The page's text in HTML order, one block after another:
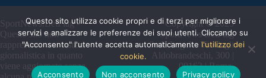
SportNews.BetFlag -
Questo sito non
rappresenta una testata
giornalistica in quanto
viene aggiornato senza
Copyright © 2025
SportNews BetFlag
Sede Legale: Via degli
Aldobrandeschi, 300 |
00163 | Roma
Questo sito utilizza cookie propri e di terzi per migliorare i
servizi e analizzare le preferenze dei suoi utenti. Cliccando su
"Acconsento" l'utente accetta automaticamente l'utilizzo dei
cookie.
Acconsento
Non acconsento Privacy policy